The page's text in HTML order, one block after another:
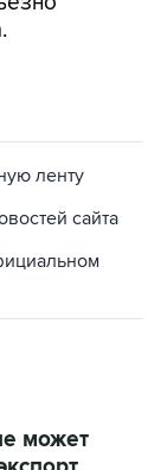
сайта